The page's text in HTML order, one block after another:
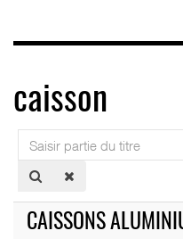
caisson
Saisir
partie
du
CAISSONS